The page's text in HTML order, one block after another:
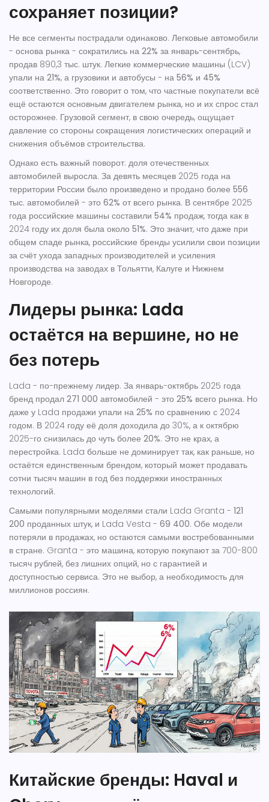
сохраняет позиции?
Не все сегменты пострадали одинаково. Легковые автомобили
- основа рынка - сократились на 22% за январь-сентябрь,
продав 890,3 тыс. штук. Легкие коммерческие машины (LCV)
упали на 21%, а грузовики и автобусы - на 56% и 45%
соответственно. Это говорит о том, что частные покупатели всё
ещё остаются основным двигателем рынка, но и их спрос стал
осторожнее. Грузовой сегмент, в свою очередь, ощущает
давление со стороны сокращения логистических операций и
снижения объёмов строительства.
Однако есть важный поворот: доля отечественных
автомобилей выросла. За девять месяцев 2025 года на
территории России было произведено и продано более 556
тыс. автомобилей - это 62% от всего рынка. В сентябре 2025
года российские машины составили 54% продаж, тогда как в
2024 году их доля была около 51%. Это значит, что даже при
общем спаде рынка, российские бренды усилили свои позиции
за счёт ухода западных производителей и усиления
производства на заводах в Тольятти, Калуге и Нижнем
Новгороде.
Лидеры рынка: Lada
остаётся на вершине, но не
без потерь
Lada - по-прежнему лидер. За январь-октябрь 2025 года
бренд продал 271 000 автомобилей - это 25% всего рынка. Но
даже у Lada продажи упали на 25% по сравнению с 2024
годом. В 2024 году её доля доходила до 30%, а к октябрю
2025-го снизилась до чуть более 20%. Это не крах, а
перестройка. Lada больше не доминирует так, как раньше, но
остаётся единственным брендом, который может продавать
сотни тысяч машин в год без поддержки иностранных
технологий.
Самыми популярными моделями стали Lada Granta - 121
200 проданных штук, и Lada Vesta - 69 400. Обе модели
потеряли в продажах, но остаются самыми востребованными
в стране. Granta - это машина, которую покупают за 700-800
тысяч рублей, без лишних опций, но с гарантией и
доступностью сервиса. Это не выбор, а необходимость для
миллионов россиян.
Китайские бренды: Haval и